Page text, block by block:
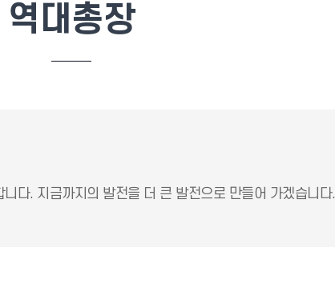
역대총장
다. 지금까지의 발전을 더 큰 발전으로 만들어 가겠습니다.